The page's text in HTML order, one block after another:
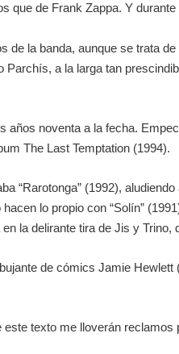
que de Frank Zappa. Y
la banda, aunque se trata
a la larga tan
noventa a la fecha.
The Last Temptation (1994).
“Rarotonga” (1992),
lo propio con “Solín”
la delirante tira de Jis y Trino,
de cómics Jamie Hewlett
texto me lloverán reclamos